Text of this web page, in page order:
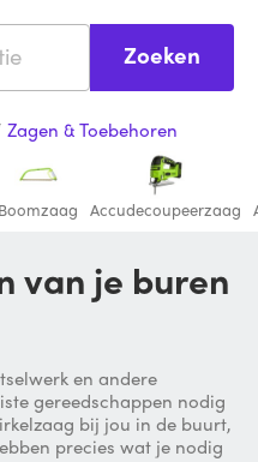
Zoeken
Zagen & Toebehoren
Boomzaag Accudecoupeerzaag
en andere
gereedschappen nodig
bij jou in de buurt,
precies wat je nodig